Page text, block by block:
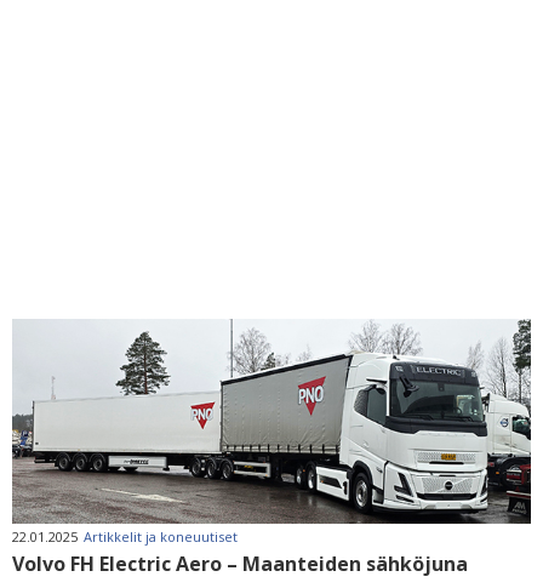
22.01.2025 Artikkelit ja koneuutiset
Volvo FH Electric Aero – Maanteiden sähköjuna